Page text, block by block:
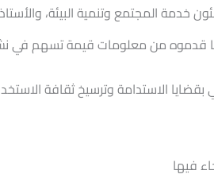
خدمة المجتمع وتنمية البيئة،
قدموه من معلومات قيمة تسهم في
الاستدامة وترسيخ ثقافة
فيها